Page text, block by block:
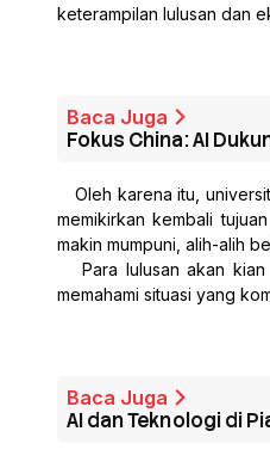
keterampilan lulusan dan
Baca Juga
Fokus China: AI
Oleh karena itu,
memikirkan kembali
makin mumpuni, alih-alih
Para lulusan akan kian
memahami situasi yang
Baca Juga
AI dan Teknologi di